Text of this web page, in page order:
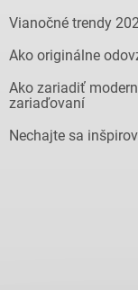
Vianočné trendy
Ako originálne
Ako zariadiť
zariaďovaní
Nechajte sa